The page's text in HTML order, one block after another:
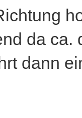
da
dann